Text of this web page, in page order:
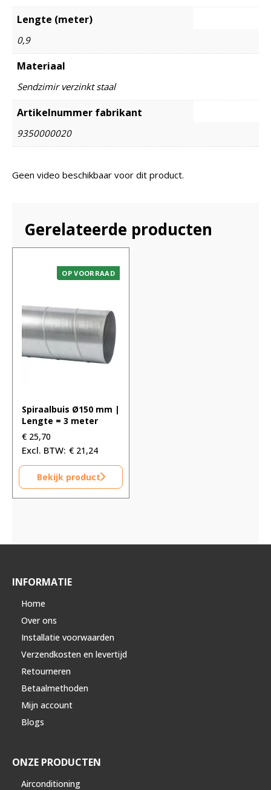
Lengte (meter)
0,9
Materiaal
Sendzimir verzinkt staal
Artikelnummer fabrikant
9350000020
Geen video beschikbaar voor dit product.
Gerelateerde producten
OP VOORRAAD
Spiraalbuis Ø150 mm |
Lengte = 3 meter
€ 25,70
€ 21,24
Bekijk product
INFORMATIE
Home
Over ons
Installatie voorwaarden
Verzendkosten en levertijd
Retourneren
Betaalmethoden
Mijn account
Blogs
ONZE PRODUCTEN
Airconditioning